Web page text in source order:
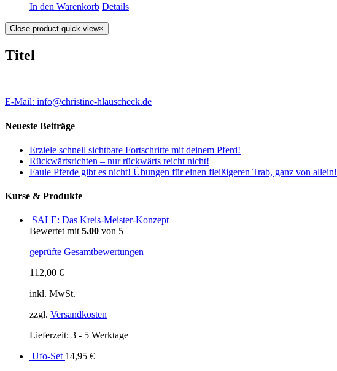
In den Warenkorb Details
Close product quick view×
Titel
E-Mail: info@christine-hlauscheck.de
Neueste Beiträge
Erziele schnell sichtbare Fortschritte mit deinem Pferd!
Rückwärtsrichten – nur rückwärts reicht nicht!
Faule Pferde gibt es nicht! Übungen für einen fleißigeren Trab, ganz von allein!
Kurse & Produkte
SALE: Das Kreis-Meister-Konzept
Bewertet mit5.00 von 5
geprüfte Gesamtbewertungen
112,00 €
inkl. MwSt.
zzgl. Versandkosten
Lieferzeit: 3 - 5 Werktage
Ufo-Set 14,95 €